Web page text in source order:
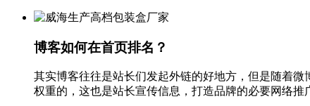
博客如何在首页排名？
其实博客往往是站长们发起外链的好地方，但是随着
权重的，这也是站长宣传信息，打造品牌的必要网络